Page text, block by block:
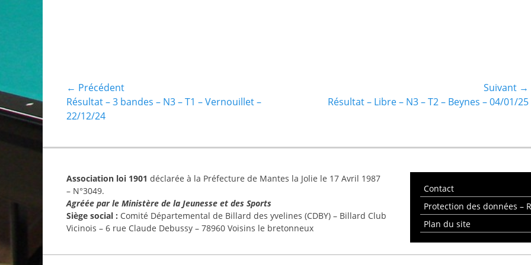
Navigation
de
← Précédent
Article
précédent :
Résultat – 3 bandes – N3 – T1 – Vernouillet –
22/12/24
Suivant →
Résultat – Libre – N3 – T2 – Beynes – 04/01/25
Association loi 1901 déclarée à la Préfecture de Mantes la Jolie le 17 Avril 1987
– N°3049.
Agréée par le Ministère de la Jeunesse et des Sports
Siège social : Comité Départemental de Billard des yvelines (CDBY) – Billard Club
Vicinois – 6 rue Claude Debussy – 78960 Voisins le bretonneux
Contact
Protection des données –
Plan du site